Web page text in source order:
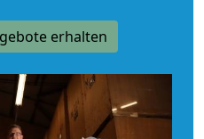
erhalten